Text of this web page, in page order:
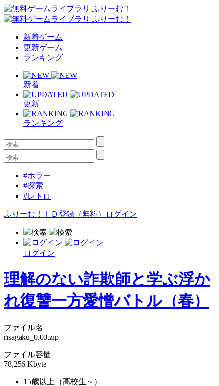
新着ゲーム
更新ゲーム
ランキング
新着
更新
ランキング
#ホラー
#探索
#レトロ
ふりーむ！ＩＤ登録（無料） ログイン
ログイン
理解のない詐欺師と学ぶ浮か
れ復讐一方愛憎バトル（春）
ファイル名
risagaku_0.00.zip
ファイル容量
78,256 Kbyte
15歳以上（高校生～）